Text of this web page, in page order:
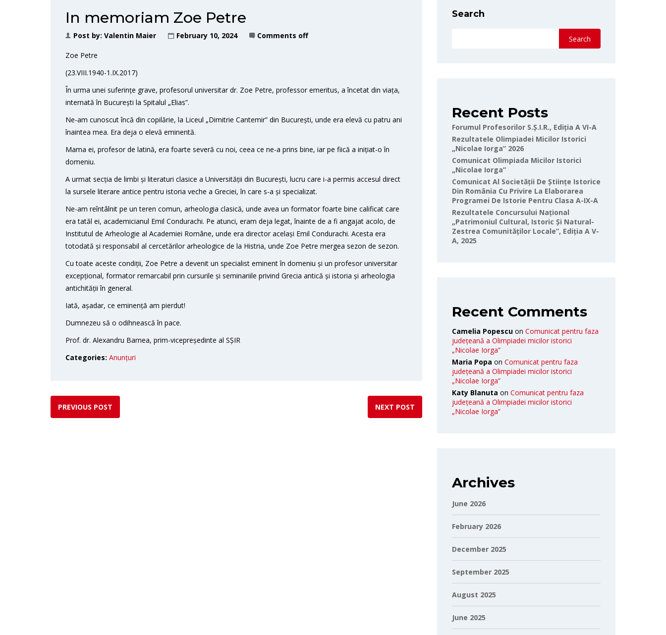
In memoriam Zoe Petre
Post by: Valentin Maier February 10, 2024 Comments off
Zoe Petre
(23.VIII.1940-1.IX.2017)
În urma unei suferințe grave, profesorul universitar dr. Zoe Petre, professor emeritus, a încetat din viața,
internată în București la Spitalul „Elias”.
Ne-am cunoscut încă din copilărie, la Liceul „Dimitrie Cantemir” din București, unde era elevă cu patru ani
înaintea mea. Era deja o elevă eminentă.
Mama ei, profesor de latină, era foarte severă cu noi, ceea ce ne-a prins bine, iar pe fiică a inițiat-o în
domeniu.
A urmat secția de limbi și literaturi clasice a Universității din București, lucru care i-a permis accesul direct
la sursele literare antice pentru istoria veche a Greciei, în care s-a și specializat.
Ne-am reîntâlnit pe un teren comun, arheologia clasică, unde avea un formator foarte bine calificat care
era tatăl ei, academicianul Emil Condurachi. Pe atunci, eram deja legat, înainte de a fi angajat acolo, de
Institutul de Arheologie al Academiei Române, unde era director același Emil Condurachi. Acesta era
totodată și responsabil al cercetărilor arheologice de la Histria, unde Zoe Petre mergea sezon de sezon.
Cu toate aceste condiții, Zoe Petre a devenit un specialist eminent în domeniu și un profesor universitar
excepțional, formator remarcabil prin cursurile și seminariile privind Grecia antică și istoria și arheologia
antichității în general.
Iată, așadar, ce eminență am pierdut!
Dumnezeu să o odihnească în pace.
Prof. dr. Alexandru Barnea, prim-vicepreședinte al SȘIR
Categories: Anunțuri
PREVIOUS POST NEXT POST
Search
Search
Recent Posts
Forumul Profesorilor S.Ș.I.R., Ediția A VI-A
Rezultatele Olimpiadei Micilor Istorici
„Nicolae Iorga” 2026
Comunicat Olimpiada Micilor Istorici
„Nicolae Iorga”
Comunicat Al Societății De Științe Istorice
Din România Cu Privire La Elaborarea
Programei De Istorie Pentru Clasa A-IX-A
Rezultatele Concursului Național
„Patrimoniul Cultural, Istoric Și Natural-
Zestrea Comunităților Locale”, Ediția A V-
A, 2025
Recent Comments
Camelia Popescu on Comunicat pentru faza
județeană a Olimpiadei micilor istorici
„Nicolae Iorga”
Maria Popa on Comunicat pentru faza
județeană a Olimpiadei micilor istorici
„Nicolae Iorga”
Katy Blanuta on Comunicat pentru faza
județeană a Olimpiadei micilor istorici
„Nicolae Iorga”
Archives
June 2026
February 2026
December 2025
September 2025
August 2025
June 2025